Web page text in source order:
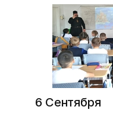
6 Сентября